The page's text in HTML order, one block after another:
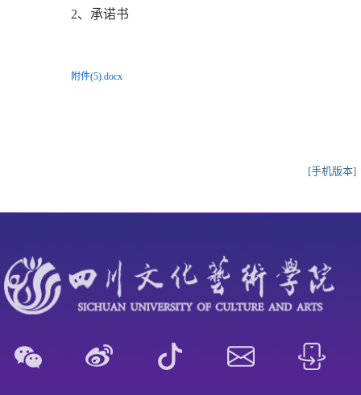
2、承诺书
附件(5).docx
[手机版本]